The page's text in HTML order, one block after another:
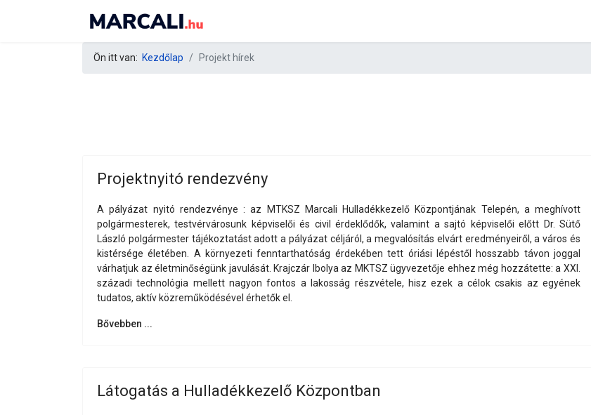
Ön itt van: Kezdőlap Projekt hírek
Projektnyitó rendezvény
A pályázat nyitó rendezvénye : az MTKSZ Marcali Hulladékkezelő Központjának Telepén, a meghívott
polgármesterek, testvérvárosunk képviselői és civil érdeklődők, valamint a sajtó képviselői előtt Dr. Sütő
László polgármester tájékoztatást adott a pályázat céljáról, a megvalósítás elvárt eredményeiről, a város és
kistérsége életében. A környezeti fenntarthatóság érdekében tett óriási lépéstől hosszabb távon joggal
várhatjuk az életminőségünk javulását. Krajczár Ibolya az MKTSZ ügyvezetője ehhez még hozzátette: a XXI.
századi technológia mellett nagyon fontos a lakosság részvétele, hisz ezek a célok csakis az egyének
tudatos, aktív közreműködésével érhetők el.
Bővebben ...
Látogatás a Hulladékkezelő Központban